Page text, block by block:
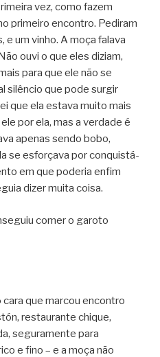
vez, como fazem
primeiro encontro. Pediram
e um vinho. A moça falava
ouvi o que eles diziam,
para que ele não se
silêncio que pode surgir
que ela estava muito mais
por ela, mas a verdade é
apenas sendo bobo,
se esforçava por conquistá-
em que poderia enfim
dizer muita coisa.
comer o garoto
que marcou encontro
restaurante chique,
seguramente para
e fino – e a moça não